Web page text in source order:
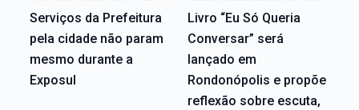
Serviços da Prefeitura
pela cidade não param
mesmo durante a
Exposul
Livro “Eu Só Queria
Conversar” será
lançado em
Rondonópolis e propõe
reflexão sobre escuta,